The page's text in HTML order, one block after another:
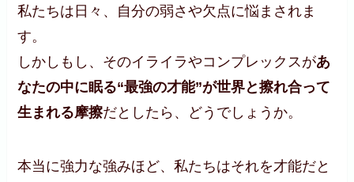
私たちは日々、自分の弱さや欠点に悩まされま
す。
しかしもし、そのイライラやコンプレックスがあ
なたの中に眠る“最強の才能”が世界と擦れ合って
生まれる摩擦だとしたら、どうでしょうか。
本当に強力な強みほど、私たちはそれを才能だと